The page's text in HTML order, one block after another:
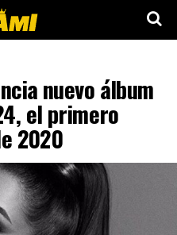
nuevo álbum
el primero
2020